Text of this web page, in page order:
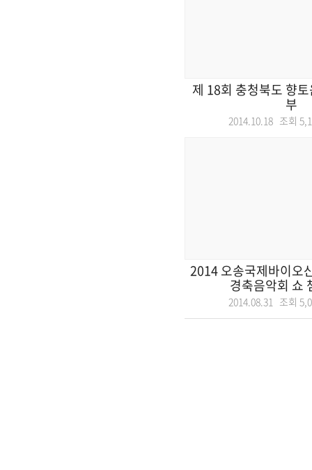
제 18회 충청북도 향
부
2014.10.18 조회
2014 오송국제바이오
경축음악회 쇼
2014.08.31 조회